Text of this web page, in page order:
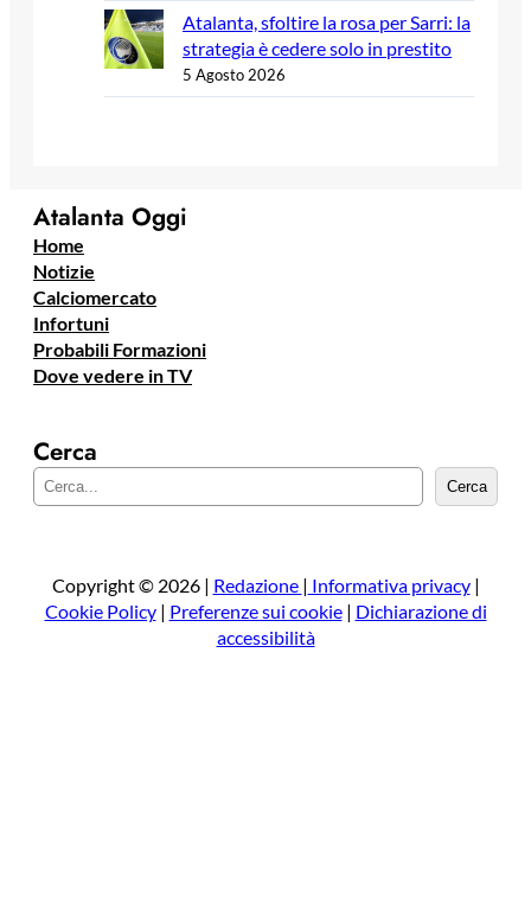
Atalanta, sfoltire la rosa per Sarri: la
strategia è cedere solo in prestito
5 Agosto 2026
Atalanta Oggi
Home
Notizie
Calciomercato
Infortuni
Probabili Formazioni
Dove vedere in TV
Cerca
e
a
Cerca
Copyright © 2026 | Redazione | Informativa privacy|
Cookie Policy| Preferenze sui cookie| Dichiarazione di
accessibilità